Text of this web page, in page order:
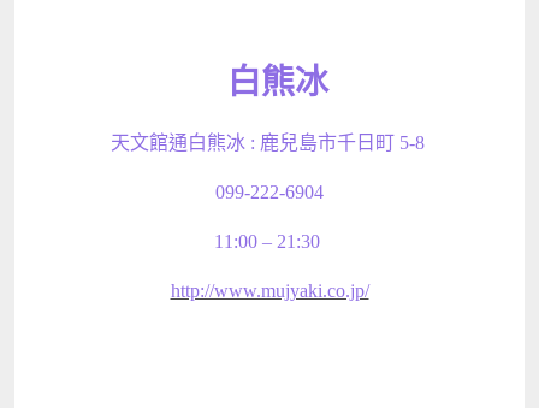
白熊冰
天文館通白熊冰 : 鹿兒島市千日町 5-8
099-222-6904
11:00 – 21:30
http://www.mujyaki.co.jp/